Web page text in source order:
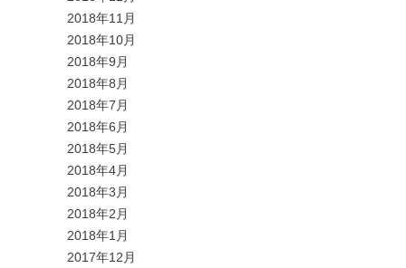
2018年11月
2018年10月
2018年9月
2018年8月
2018年7月
2018年6月
2018年5月
2018年4月
2018年3月
2018年2月
2018年1月
2017年12月